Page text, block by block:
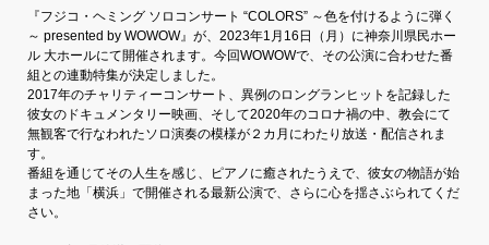
『フジコ・ヘミング ソロコンサート “COLORS” ～色を付けるように弾く
～ presented by WOWOW』が、2023年1月16日（月）に神奈川県民ホー
ル 大ホールにて開催されます。今回WOWOWで、その公演に合わせた番
組との連動特集が決定しました。
2017年のチャリティーコンサート、異例のロングランヒットを記録した
彼女のドキュメンタリー映画、そして2020年のコロナ禍の中、教会にて
無観客で行なわれたソロ演奏の模様が２カ月にわたり放送・配信されま
す。
番組を通じてその人生を感じ、ピアノに癒されたうえで、彼女の物語が始
まった地「横浜」で開催される最新公演で、さらに心を揺さぶられてくだ
さい。